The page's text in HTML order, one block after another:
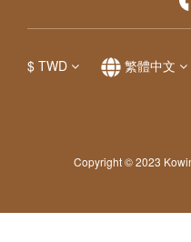
$ TWD 繁體中文
Copyright © 2023